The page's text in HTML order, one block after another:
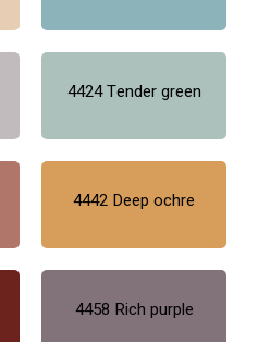
4424 Tender green
4442 Deep ochre
4458 Rich purple